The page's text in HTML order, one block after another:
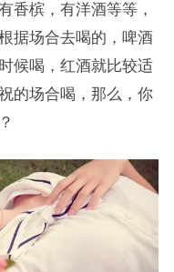
香槟，有洋酒等等，
据场合去喝的，啤酒
候喝，红酒就比较适
的场合喝，那么，你